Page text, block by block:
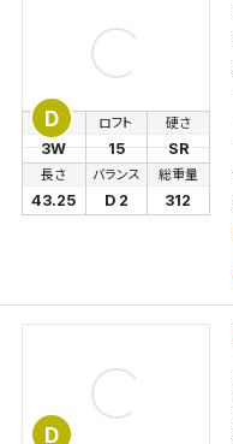
D
番手
3W
ロフト
15
硬さ
SR
長さ
43.25
バランス
D 2
総重量
312
D